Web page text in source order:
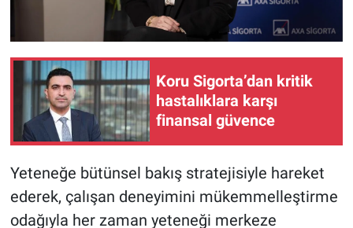
Koru Sigorta’dan kritik
hastalıklara karşı
finansal güvence
Yeteneğe bütünsel bakış stratejisiyle hareket
ederek, çalışan deneyimini mükemmelleştirme
odağıyla her zaman yeteneği merkeze